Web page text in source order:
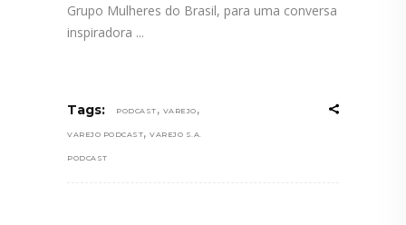
Grupo Mulheres do Brasil, para uma conversa
inspiradora
Tags: PODCAST , VAREJO ,
VAREJO PODCAST, VAREJO S.A.
PODCAST